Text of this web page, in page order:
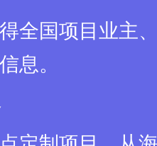
全国项目业主
息。